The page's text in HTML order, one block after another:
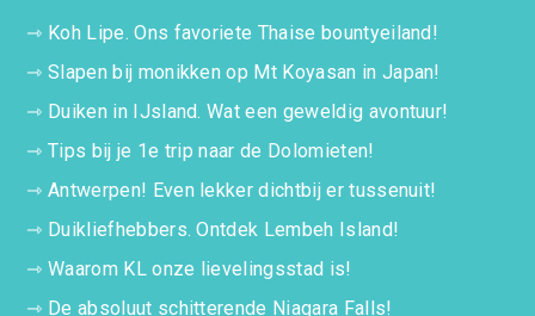
⇾ Koh Lipe. Ons favoriete Thaise bountyeiland!
⇾Slapen bij monikken op Mt Koyasan in Japan!
⇾ Duiken in IJsland. Wat een geweldig avontuur!
⇾Tips bij je 1e trip naar de Dolomieten!
⇾Antwerpen! Even lekker dichtbij er tussenuit!
⇾ Duikliefhebbers. Ontdek Lembeh Island!
⇾Waarom KL onze lievelingsstad is!
⇾ De absoluut schitterende Niagara Falls!